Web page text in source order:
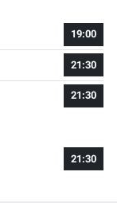
19:00
21:30
21:30
21:30